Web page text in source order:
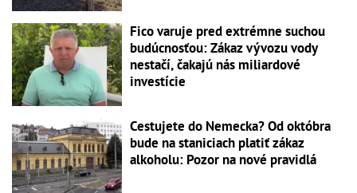
Fico varuje pred extrémne suchou
budúcnosťou: Zákaz vývozu vody
nestačí, čakajú nás miliardové
investície
Cestujete do Nemecka? Od októbra
bude na staniciach platiť zákaz
alkoholu: Pozor na nové pravidlá